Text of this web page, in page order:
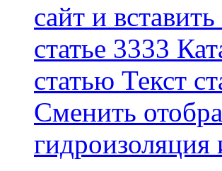
сайт и
статье 3333
статью Текст
Cменить